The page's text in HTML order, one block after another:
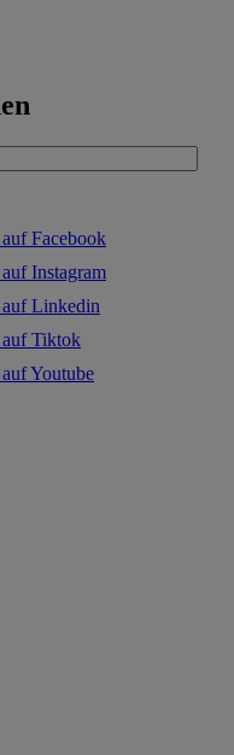
Facebook
Instagram
Linkedin
Tiktok
Youtube